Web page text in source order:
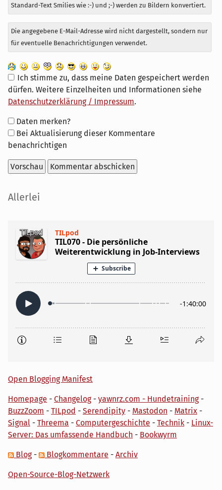
Standard-Text Smilies wie :-) und ;-) werden zu Bildern konvertiert.
Die angegebene E-Mail-Adresse wird nicht dargestellt, sondern nur
für eventuelle Benachrichtigungen verwendet.
Ich stimme zu, dass meine Daten gespeichert werden
dürfen. Weitere Einzelheiten und Informationen siehe
Datenschutzerklärung / Impressum.
Formular-
Optionen
Daten merken?
Bei Aktualisierung dieser Kommentare
benachrichtigen
Seitenleiste
Allerlei
Open Blogging Manifest
Homepage - Changelog- yawnrz.com - Hundetraining-
BuzzZoom - TILpod - Serendipity - Mastodon - Matrix -
Signal - Threema - Computergeschichte - Technik - Linux-
Server: Das umfassende Handbuch - Bookwyrm
Blog- Blogkommentare - Archiv
Open-Source-Blog-Netzwerk